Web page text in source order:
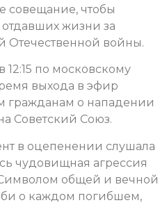
совещание, чтобы
отдавших жизни за
Отечественной войны.
по московскому
выхода в эфир
гражданам о нападении
Советский Союз.
в оцепенении слушала
чудовищная агрессия
общей и вечной
о каждом погибшем,